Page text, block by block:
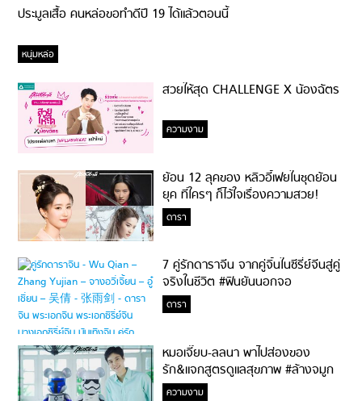
ประมูลเสื้อ คนหล่อขอทำดีปี 19 ได้แล้วตอนนี้
หนุ่มหล่อ
สวยให้สุด CHALLENGE X น้องฉัตร
ความงาม
ย้อน 12 ลุคของ หลิวอี้เฟยในชุดย้อน
ยุค ที่ใครๆ ก็ไว้ใจเรื่องความสวย!
ดารา
7 คู่รักดาราจีน จากคู่จิ้นในซีรี่ย์จีนสู่คู่
จริงในชีวิต #ฟินยันนอกจอ
ดารา
หมอเจี๊ยบ-ลลนา พาไปส่องของ
รัก&แจกสูตรดูแลสุขภาพ #ล้างจมูก
ไม่ยากจะสอนให้
ความงาม